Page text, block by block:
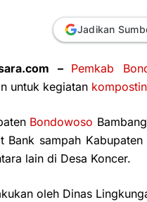
Jadikan
– Pemkab
untuk kegiatan
Bondowoso
Bank sampah
lain di Desa Koncer.
oleh Dinas